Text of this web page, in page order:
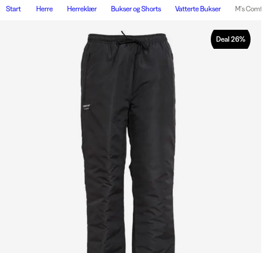
Start Herre Herreklær Bukser og Shorts Vatterte Bukser M's
Deal 26%